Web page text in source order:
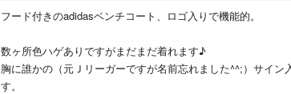
フード付きのadidasベンチコート、ロゴ入りで機能的。
数ヶ所色ハゲありですがまだまだ着れます♪
胸に誰かの（元Ｊリーガーですが名前忘れました^^;）サイン
す。